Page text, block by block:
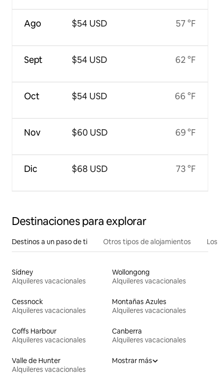
Ago
Sept
Oct
Nov
Dic
$54 USD
$54 USD
$54 USD
$60 USD
$68 USD
57 °F
62 °F
66 °F
69 °F
73 °F
Destinaciones para explorar
Destinos a un paso de ti Otros tipos de alojamientos
Sídney
Alquileres vacacionales
Wollongong
Alquileres vacacionales
Cessnock
Alquileres vacacionales
Montañas Azules
Alquileres vacacionales
Coffs Harbour
Alquileres vacacionales
Canberra
Alquileres vacacionales
Valle de Hunter
Alquileres vacacionales
Mostrar más